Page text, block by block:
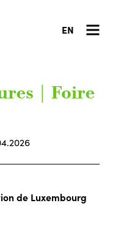
EN
| Foire
de Luxembourg